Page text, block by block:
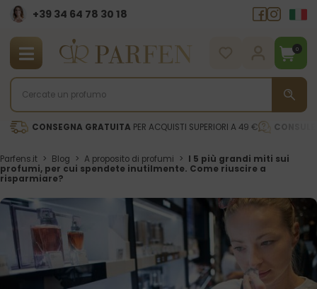
+39 34 64 78 30 18
0
CONSEGNA GRATUITA PER ACQUISTI SUPERIORI A 49 €
Parfens.it > Blog > A proposito di profumi > I 5 più grandi miti sui
profumi, per cui spendete inutilmente. Come riuscire a
risparmiare?